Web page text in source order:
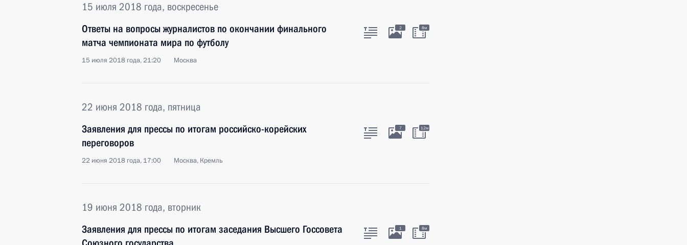
15 июля 2018 года, воскресенье
Ответы на вопросы журналистов по окончании финального
матча чемпионата мира по футболу
15 июля 2018 года, 21:20 Москва
2 8м
22 июня 2018 года, пятница
Заявления для прессы по итогам российско-корейских
переговоров
22 июня 2018 года, 17:00 Москва, Кремль
7 12м
19 июня 2018 года, вторник
Заявления для прессы по итогам заседания Высшего Госсовета
1 8м